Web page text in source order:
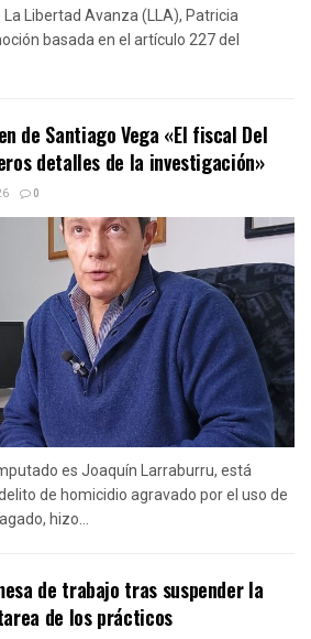
Libertad Avanza (LLA), Patricia
basada en el artículo 227 del
de Santiago Vega «El fiscal Del
detalles de la investigación»
0
es Joaquín Larraburru, está
de homicidio agravado por el uso de
hizo...
de trabajo tras suspender la
de los prácticos